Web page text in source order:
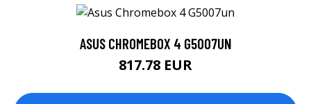
ASUS CHROMEBOX 4 G5007UN
817.78 EUR